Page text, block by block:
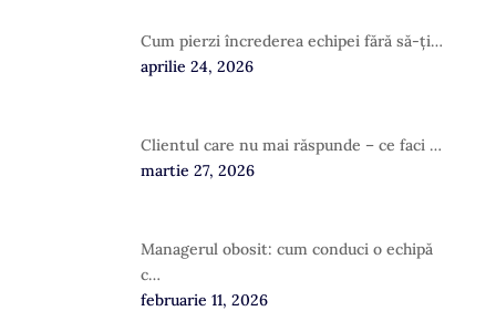
Cum pierzi încrederea echipei fără să-ți…
aprilie 24, 2026
Clientul care nu mai răspunde – ce faci …
martie 27, 2026
Managerul obosit: cum conduci o echipă
c…
februarie 11, 2026